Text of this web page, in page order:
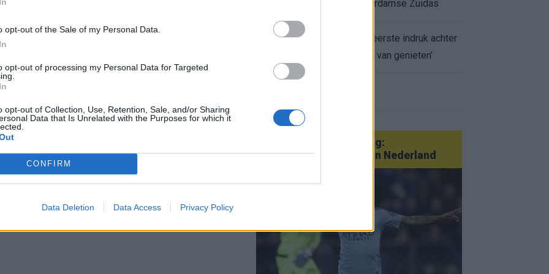
opt-out of the Sale of my Personal Data.
opt-out of processing my Personal Data for Targeted
opt-out of Collection, Use, Retention, Sale, and/or Sharing
Data that Is Unrelated with the Purposes for which it
CONFIRM
Data Deletion Data Access Privacy Policy
"Kampioen met Jong Ajax"
geschiedenis met rode kaart in WK-finale
League? Dit zijn de belangrijke data
terugkeer: NEC onderzoekt komst van Ajax-icoon
appartement op Amsterdamse Zuidas
Marcos Leonardo laat eerste indruk achter
bij Ajax: 'Hier gaan fans van genieten'
Van Götze tot Sterling:
statementtransfers in Nederland